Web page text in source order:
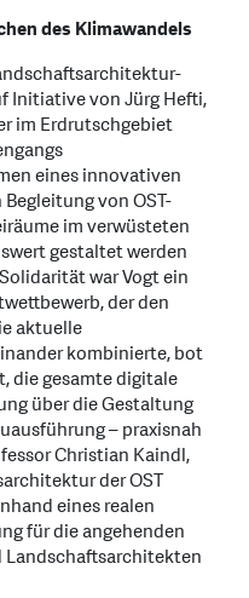
des Klimawandels
Initiative von Jürg Hefti,
im Erdrutschgebiet
eines innovativen
von OST-
im verwüsteten
gestaltet werden
war Vogt ein
der den
aktuelle
kombinierte, bot
die gesamte digitale
über die Gestaltung
– praxisnah
Christian Kaindl,
der OST
eines realen
für die angehenden